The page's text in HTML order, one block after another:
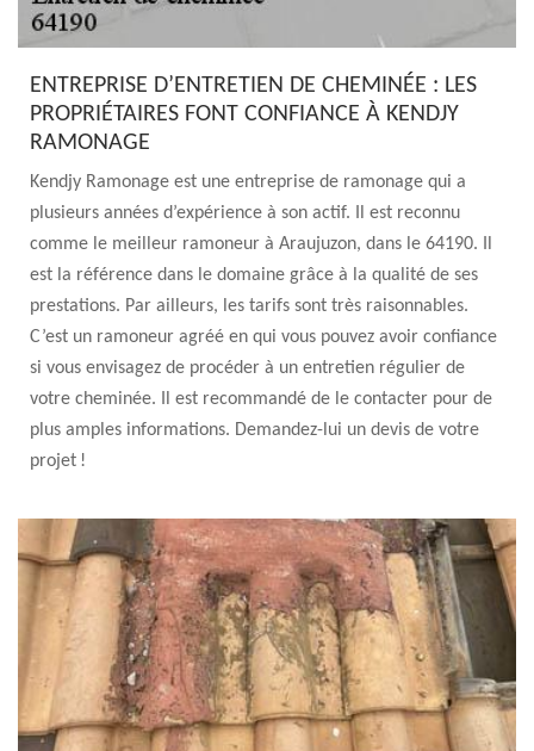
ENTREPRISE D’ENTRETIEN DE CHEMINÉE : LES
PROPRIÉTAIRES FONT CONFIANCE À KENDJY
RAMONAGE
Kendjy Ramonage est une entreprise de ramonage qui a
plusieurs années d’expérience à son actif. Il est reconnu
comme le meilleur ramoneur à Araujuzon, dans le 64190. Il
est la référence dans le domaine grâce à la qualité de ses
prestations. Par ailleurs, les tarifs sont très raisonnables.
C’est un ramoneur agréé en qui vous pouvez avoir confiance
si vous envisagez de procéder à un entretien régulier de
votre cheminée. Il est recommandé de le contacter pour de
plus amples informations. Demandez-lui un devis de votre
projet !